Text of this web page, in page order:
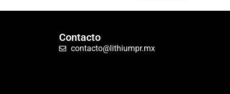
Contacto
contacto@lithiumpr.mx